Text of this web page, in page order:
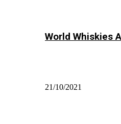
World Whiskies
21/10/2021